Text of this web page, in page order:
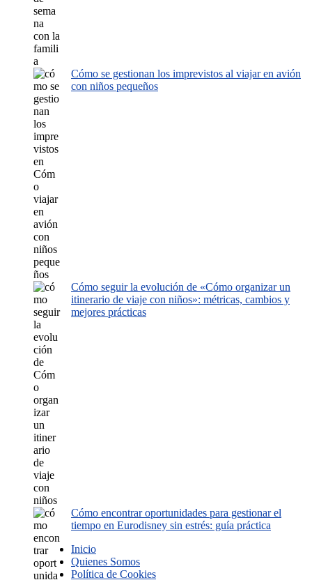
Cómo se gestionan los imprevistos al viajar en avión
con niños pequeños
Cómo seguir la evolución de «Cómo organizar un
itinerario de viaje con niños»: métricas, cambios y
mejores prácticas
Cómo encontrar oportunidades para gestionar el
tiempo en Eurodisney sin estrés: guía práctica
Inicio
Quienes Somos
Política de Cookies